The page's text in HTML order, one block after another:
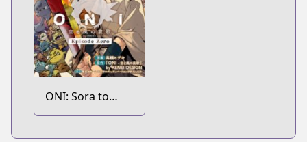
ONI: Sora to
Kaze no Elegy